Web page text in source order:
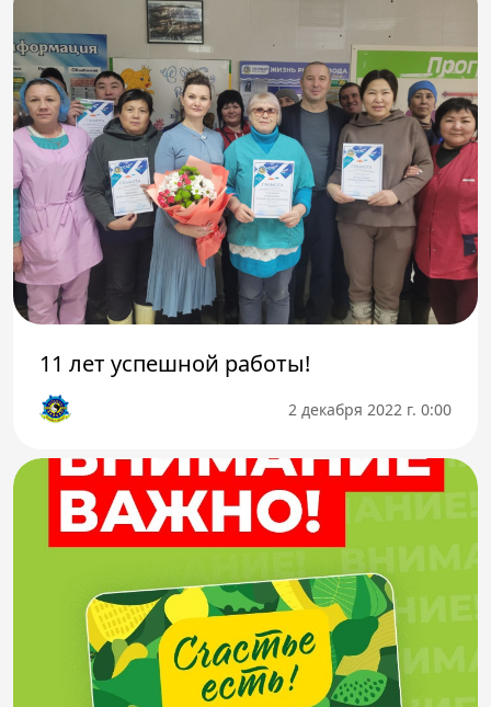
11 лет успешной работы!
2 декабря 2022 г. 0:00